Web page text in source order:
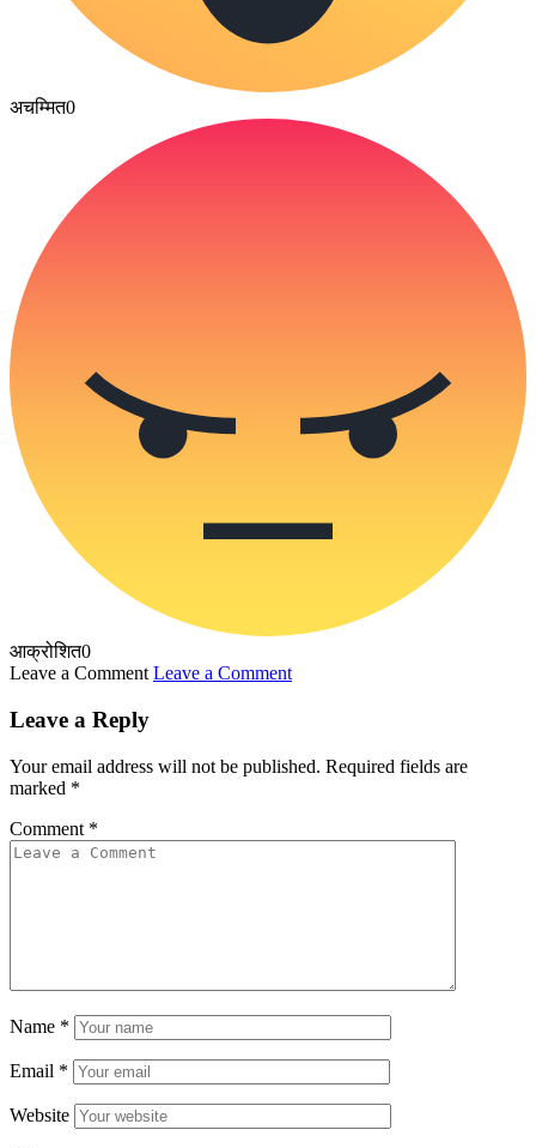
अचम्मित0
आक्रोशित0
Leave a Comment Leave a Comment
Leave a Reply
Your email address will not be published. Required fields are
marked *
Comment *
Name *
Email *
Website